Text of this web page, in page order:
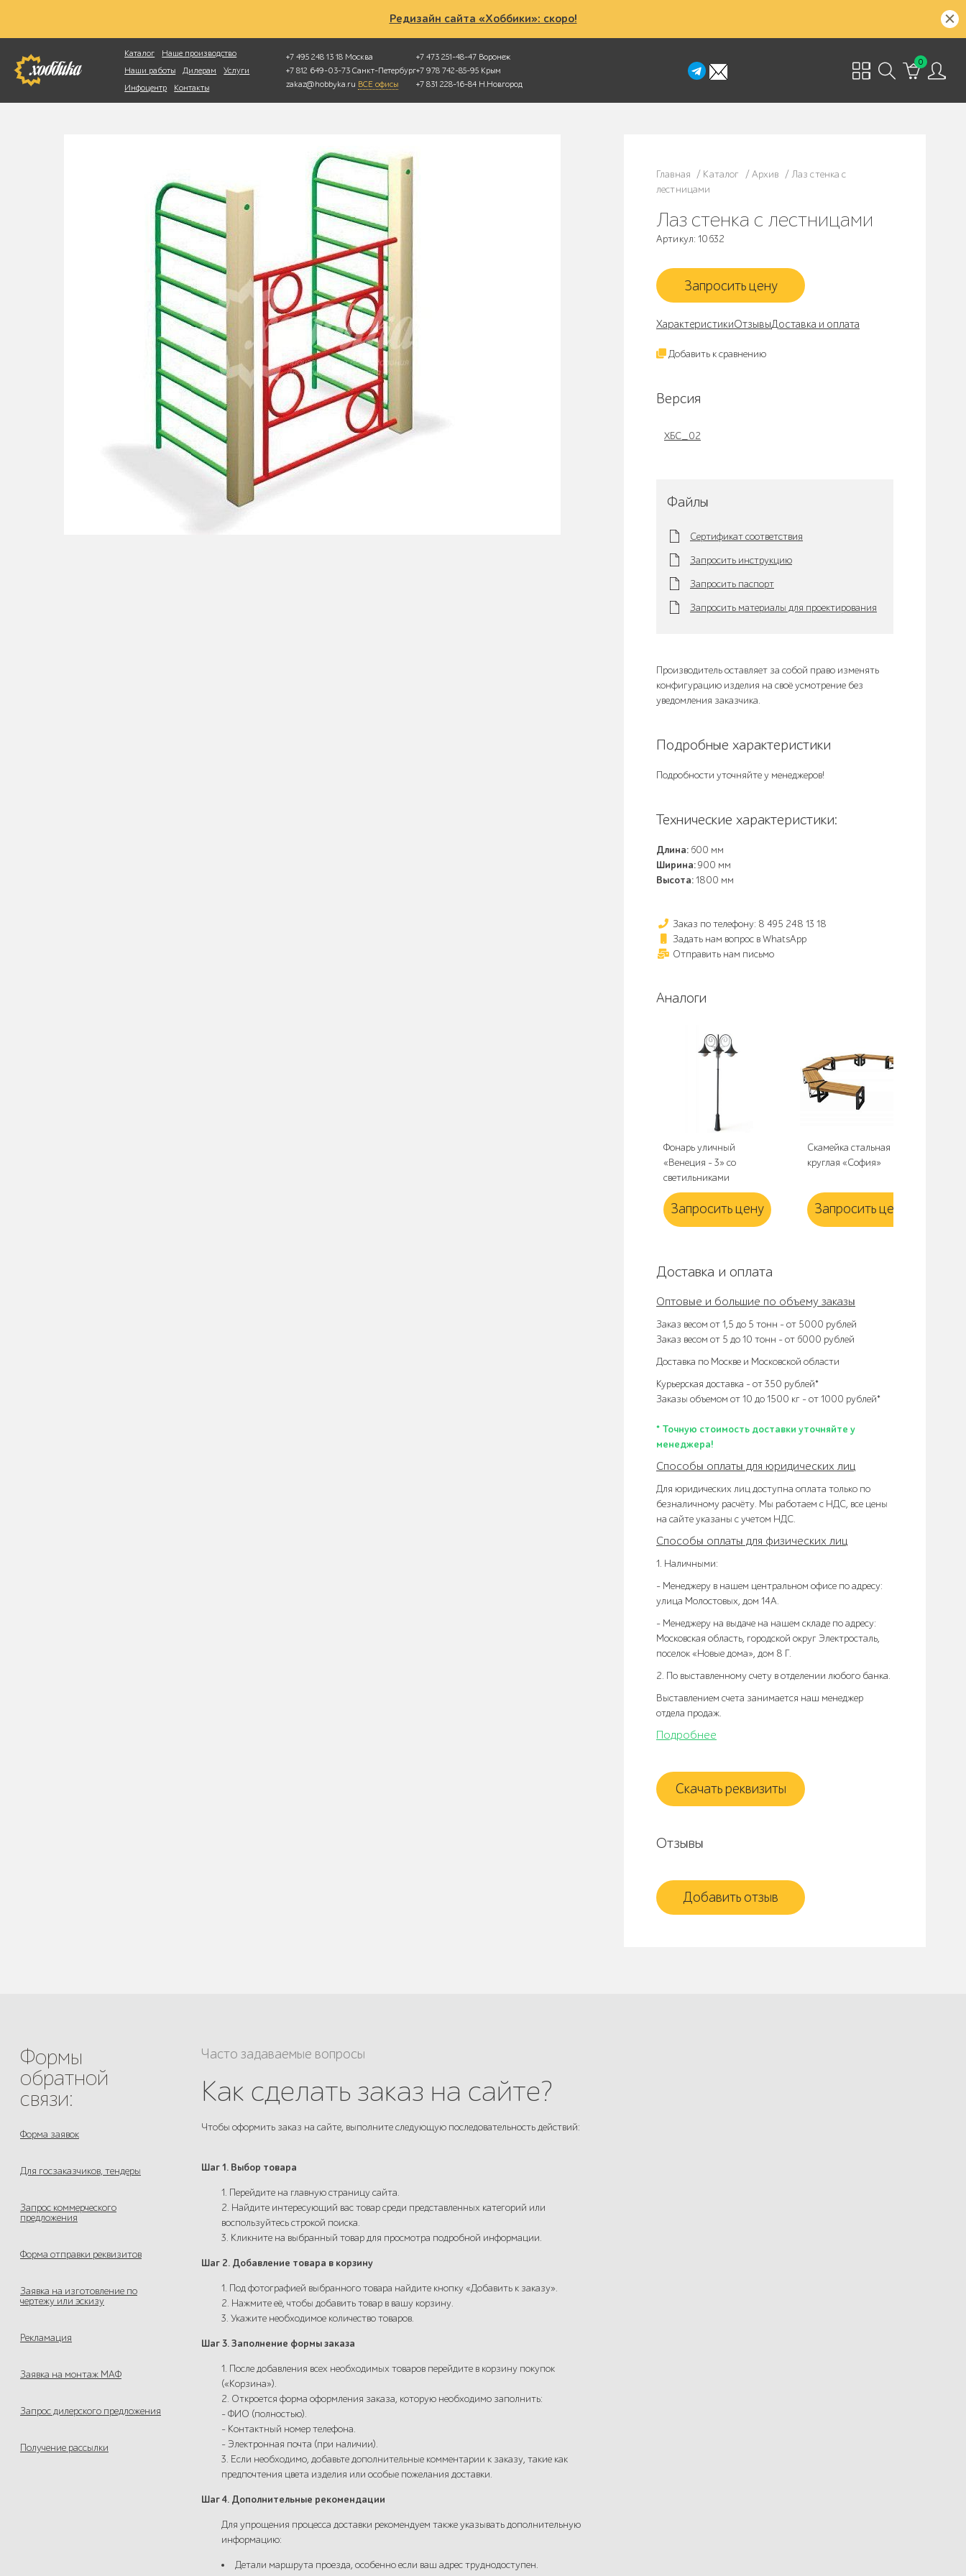
Редизайн сайта «Хоббики»: скоро!
Каталог
Наше производство
Наши работы
Дилерам
Услуги
Инфоцентр
Контакты
+7 495 248 13 18 Москва
+7 812 649-03-73 Санкт-Петербург
zakaz@hobbyka.ru ВСЕ офисы
+7 473 251-48-47 Воронеж
+7 978 742-85-95 Крым
+7 831 228-16-84 Н.Новгород
0
Фотопоиск
Главная / Каталог /Архив /Лаз стенка с
лестницами
Лаз стенка с лестницами
Артикул: 10632
Запросить цену
ХарактеристикиОтзывыДоставка и оплата
Добавить к сравнению
Версия
ХБС_02
Файлы
Сертификат соответствия
Запросить инструкцию
Запросить паспорт
Запросить материалы для проектирования
Производитель оставляет за собой право изменять
конфигурацию изделия на своё усмотрение без
уведомления заказчика.
Подробные характеристики
Подробности уточняйте у менеджеров!
Технические характеристики:
Длина: 600 мм
Ширина:900 мм
Высота:1800 мм
Заказ по телефону: 8 495 248 13 18
Задать нам вопрос в WhatsApp
Отправить нам письмо
Аналоги
Фонарь уличный
«Венеция - 3» со
светильниками
Запросить цену
Скамейка стальная
круглая «София»
Запросить цену
Доставка и оплата
Оптовые и большие по объему заказы
Заказ весом от 1,5 до 5 тонн – от 5000 рублей
Заказ весом от 5 до 10 тонн – от 6000 рублей
Доставка по Москве и Московской области
Курьерская доставка – от 350 рублей*
Заказы объемом от 10 до 1500 кг – от 1000 рублей*
* Точную стоимость доставки уточняйте у
менеджера!
Способы оплаты для юридических лиц
Для юридических лиц доступна оплата только по
безналичному расчёту. Мы работаем с НДС, все цены
на сайте указаны с учетом НДС.
Способы оплаты для физических лиц
1. Наличными:
- Менеджеру в нашем центральном офисе по адресу:
улица Молостовых, дом 14А.
- Менеджеру на выдаче на нашем складе по адресу:
Московская область, городской округ Электросталь,
поселок «Новые дома», дом 8 Г.
2. По выставленному счету в отделении любого банка.
Выставлением счета занимается наш менеджер
отдела продаж.
Подробнее
Скачать реквизиты
Отзывы
Добавить отзыв
Формы
обратной
связи:
Форма заявок
Для госзаказчиков, тендеры
Запрос коммерческого
предложения
Форма отправки реквизитов
Заявка на изготовление по
чертежу или эскизу
Рекламация
Заявка на монтаж МАФ
Запрос дилерского предложения
Получение рассылки
Часто задаваемые вопросы
Как сделать заказ на сайте?
Чтобы оформить заказ на сайте, выполните следующую последовательность действий:
Шаг 1. Выбор товара
1. Перейдите на главную страницу сайта.
2. Найдите интересующий вас товар среди представленных категорий или
воспользуйтесь строкой поиска.
3. Кликните на выбранный товар для просмотра подробной информации.
Шаг 2. Добавление товара в корзину
1. Под фотографией выбранного товара найдите кнопку «Добавить к заказу».
2. Нажмите её, чтобы добавить товар в вашу корзину.
3. Укажите необходимое количество товаров.
Шаг 3. Заполнение формы заказа
1. После добавления всех необходимых товаров перейдите в корзину покупок
(«Корзина»).
2. Откроется форма оформления заказа, которую необходимо заполнить:
- ФИО (полностью).
- Контактный номер телефона.
- Электронная почта (при наличии).
3. Если необходимо, добавьте дополнительные комментарии к заказу, такие как
предпочтения цвета изделия или особые пожелания доставки.
Шаг 4. Дополнительные рекомендации
Для упрощения процесса доставки рекомендуем также указывать дополнительную
информацию:
Детали маршрута проезда, особенно если ваш адрес труднодоступен.